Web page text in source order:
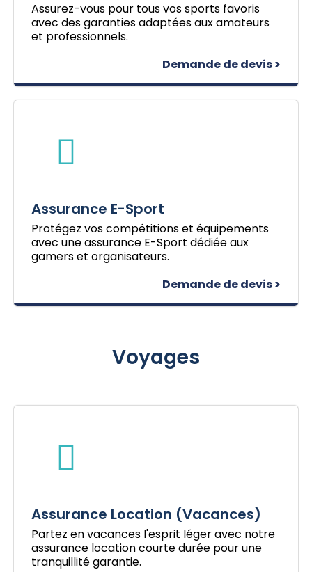
Assurez-vous pour tous vos sports favoris
avec des garanties adaptées aux amateurs
et professionnels.
Demande de devis >
Assurance E-Sport
Protégez vos compétitions et équipements
avec une assurance E-Sport dédiée aux
gamers et organisateurs.
Demande de devis >
Voyages
Assurance Location (Vacances)
Partez en vacances l'esprit léger avec notre
assurance location courte durée pour une
tranquillité garantie.